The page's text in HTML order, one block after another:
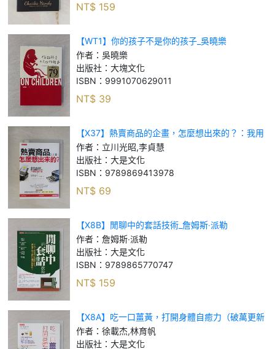
NT$ 159
【WT1】你的孩子不是你的孩子_吳曉樂
作者： 吳曉樂
出版社： 大塊文化
ISBN： 9991070629011
NT$ 39
【X37】熱賣商品的企畫，怎麼想出來的？：我用
大家公認最沒學問的方法，一年做40億生意_立川
光昭, 李貞慧
作者： 立川光昭,李貞慧
出版社： 大是文化
ISBN： 9789869413978
NT$ 69
【X8B】閒聊中的套話技術_詹姆斯‧派勒
作者： 詹姆斯‧派勒
出版社： 大是文化
ISBN： 9789865770747
NT$ 159
【X8A】吃一口薑黃，打開身體自癒力（破萬更新
版）_徐載杰, 林育帆
作者： 徐載杰,林育帆
出版社： 大是文化